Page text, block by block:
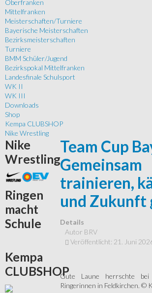
Oberfranken
Mittelfranken
Meisterschaften/Turniere
Bayerische Meisterschaften
Bezirksmeisterschaften
Turniere
BMM Schüler/Jugend
Bezirkspokal Mittelfranken
Landesfinale Schulsport
WK II
WK III
Downloads
Shop
Kempa CLUBSHOP
Nike Wrestling
Team Cup
Gemeinsam
trainieren,
und Zukunft
Details
Autor BRV
Veröffentlicht: 21. Juni
Gute Laune herrschte bei
Ringerinnen in Feldkirchen. ©
Nike
Wrestling
Ringen
macht
Schule
Kempa
CLUBSHOP